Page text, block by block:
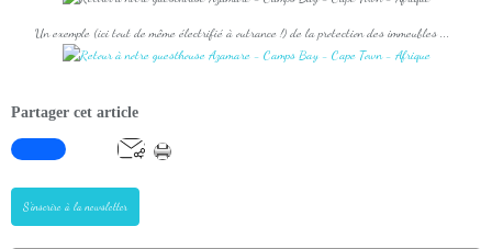
Un exemple (ici tout de même électrifié à outrance !) de la protection des immeubles ...
Partager cet article
S'inscrire à la newsletter